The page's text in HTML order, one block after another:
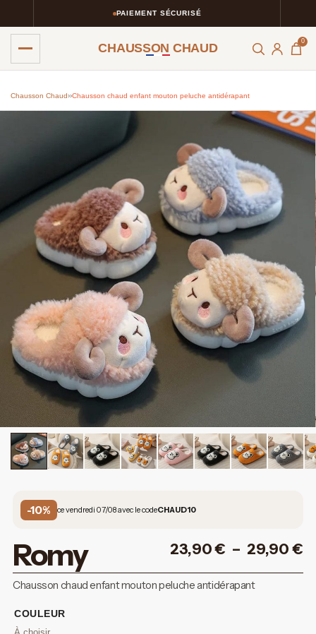
PAIEMENT SÉCURISÉ
CHAUSSON CHAUD 0
Chausson Chaud››Chausson chaud enfant mouton peluche antidérapant
-10% ce vendredi 07/08 avec le codeCHAUD10
Romy 23,90€ – 29,90€
Chausson chaud enfant mouton peluche antidérapant
COULEUR